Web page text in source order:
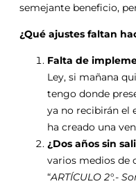
semejante beneficio,
¿Qué ajustes faltan
Falta de
Ley, si mañana
tengo donde
ya no recibirán el
ha creado una
¿Dos años sin
varios medios de
“ARTÍCULO 2°.-